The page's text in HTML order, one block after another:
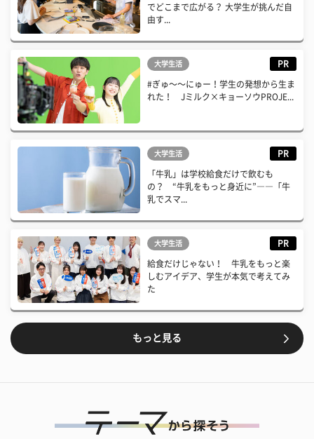
でどこまで広がる？ 大学生が挑んだ自
由す...
大学生活 PR
#ぎゅ〜〜にゅー！学生の発想から生ま
れた！ Jミルク×キョーソウPROJE...
大学生活 PR
「牛乳」は学校給食だけで飲むも
の？ “牛乳をもっと身近に”――「牛
乳でスマ...
大学生活 PR
給食だけじゃない！ 牛乳をもっと楽
しむアイデア、学生が本気で考えてみ
た
もっと見る